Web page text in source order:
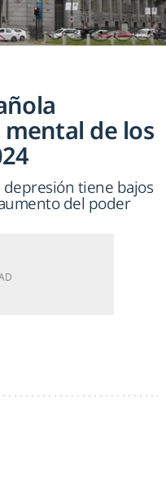
de los
depresión tiene bajos
del poder